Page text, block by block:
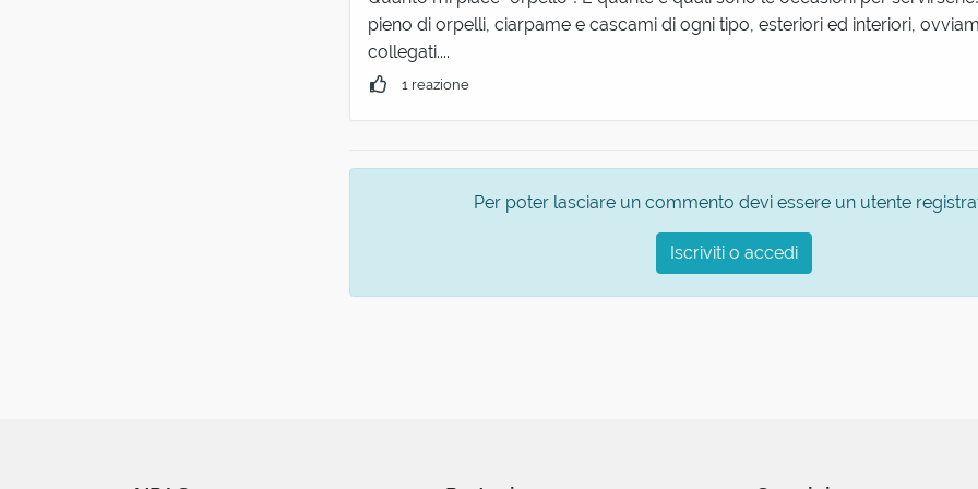
pieno di orpelli, ciarpame e cascami di ogni tipo, esteriori ed interiori,
collegati....
1 reazione
Per poter lasciare un commento devi essere un utente
Iscriviti o accedi